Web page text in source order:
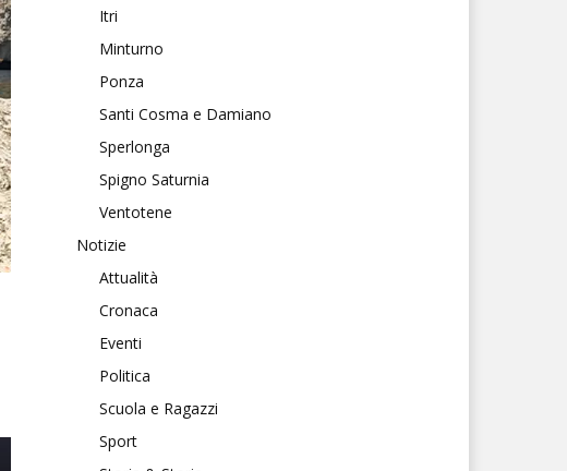
Itri
Minturno
Ponza
Santi Cosma e Damiano
Sperlonga
Spigno Saturnia
Ventotene
Notizie
Attualità
Cronaca
Eventi
Politica
Scuola e Ragazzi
Sport